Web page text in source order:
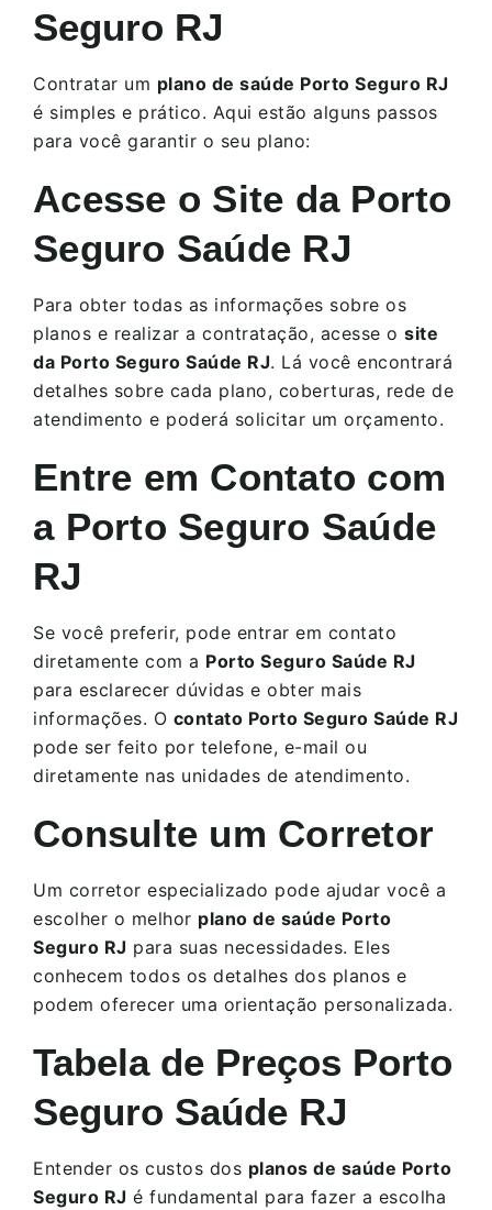
Seguro RJ
Contratar um plano de saúde Porto Seguro RJ
é simples e prático. Aqui estão alguns passos
para você garantir o seu plano:
Acesse o Site da Porto
Seguro Saúde RJ
Para obter todas as informações sobre os
planos e realizar a contratação, acesse o site
da Porto Seguro Saúde RJ. Lá você encontrará
detalhes sobre cada plano, coberturas, rede de
atendimento e poderá solicitar um orçamento.
Entre em Contato com
a Porto Seguro Saúde
RJ
Se você preferir, pode entrar em contato
diretamente com a Porto Seguro Saúde RJ
para esclarecer dúvidas e obter mais
informações. O contato Porto Seguro Saúde RJ
pode ser feito por telefone, e-mail ou
diretamente nas unidades de atendimento.
Consulte um Corretor
Um corretor especializado pode ajudar você a
escolher o melhor plano de saúde Porto
Seguro RJ para suas necessidades. Eles
conhecem todos os detalhes dos planos e
podem oferecer uma orientação personalizada.
Tabela de Preços Porto
Seguro Saúde RJ
Entender os custos dos planos de saúde Porto
Seguro RJ é fundamental para fazer a escolha